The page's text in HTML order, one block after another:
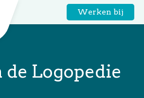
Werken bij
de Logopedie